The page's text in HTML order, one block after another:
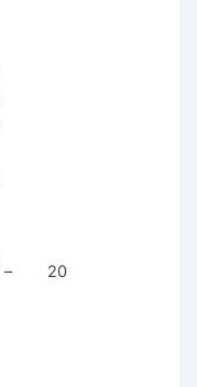
– 20